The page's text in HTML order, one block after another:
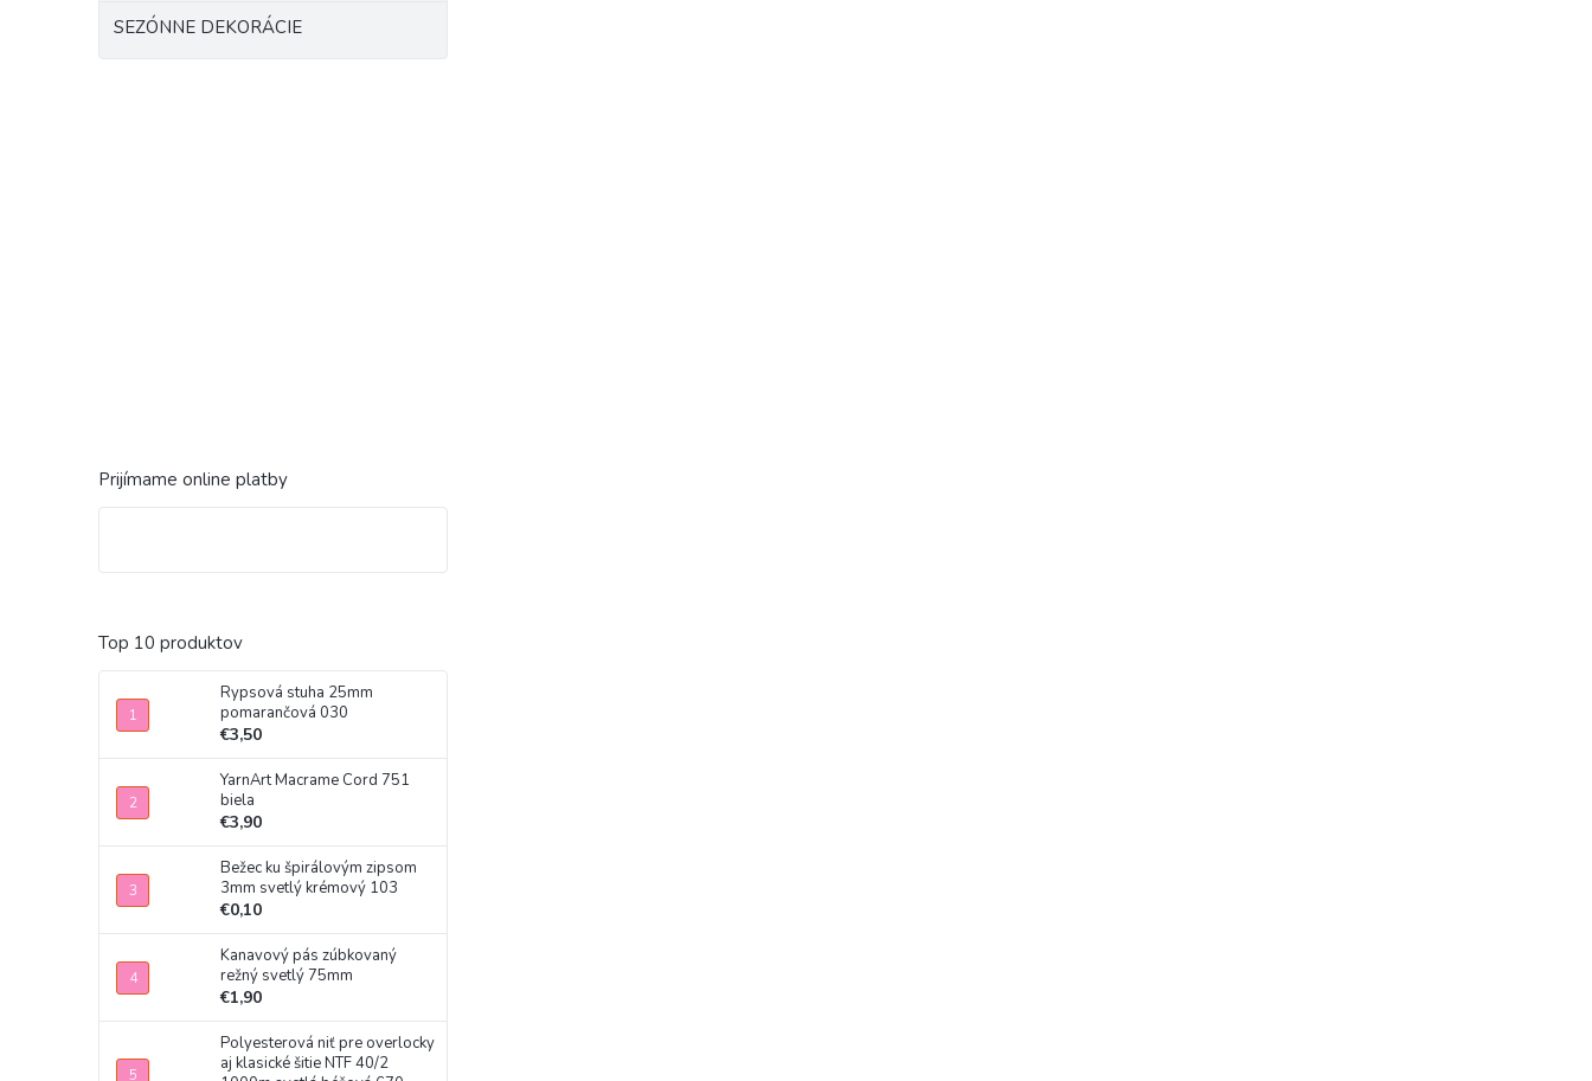
SEZÓNNE DEKORÁCIE
Prijímame online platby
Top 10 produktov
Rypsová stuha 25mm
pomarančová 030
€3,50
YarnArt Macrame Cord 751
biela
€3,90
Bežec ku špirálovým zipsom
3mm svetlý krémový 103
€0,10
Kanavový pás zúbkovaný
režný svetlý 75mm
€1,90
Polyesterová niť pre overlocky
aj klasické šitie NTF 40/2